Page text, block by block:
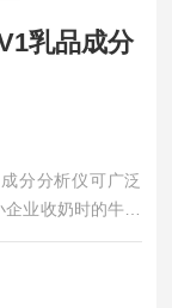
乳品成分
分分析仪可广泛
业收奶时的牛奶
认证实验室、国
奶的质量以及鲜